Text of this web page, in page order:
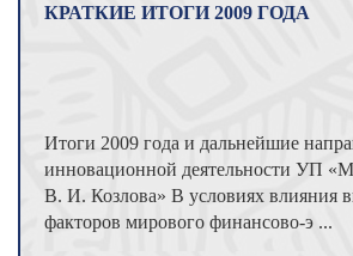
КРАТКИЕ ИТОГИ 2009 ГОДА
Итоги 2009 года и дальнейшие
инновационной деятельности УП
В. И. Козлова» В условиях влияния внешних
факторов мирового финансово-э ...